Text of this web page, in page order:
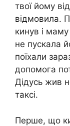
твої йому
відмовила.
кинув і
не пускала
поїхали
допомога
Дідусь жив
таксі.
Перше, що